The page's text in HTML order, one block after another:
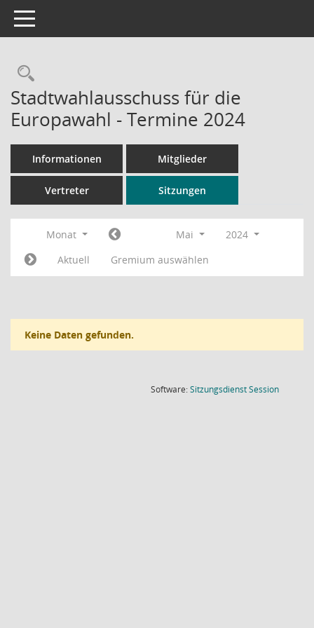
Toggle navigation
Rechercheauswahl
Stadtwahlausschuss für die
Europawahl - Termine 2024
Informationen Mitglieder
Vertreter Sitzungen
Monat Mai
2024
Aktuell
Gremium auswählen
Keine Daten gefunden.
Software:SitzungsdienstSession(Wird in